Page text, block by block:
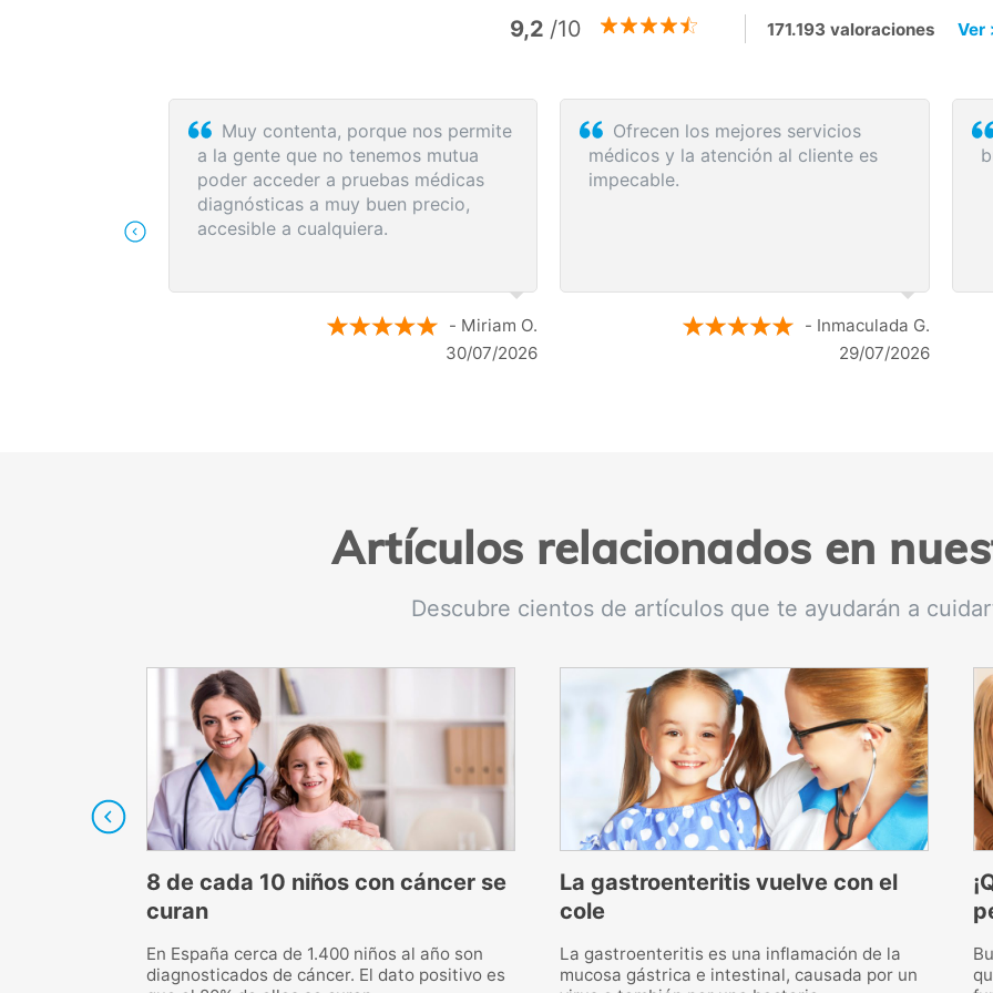
9,2 /10 171.193 valoraciones Ver
Sin esperas, eficacia máxima, más
que recomendable
- Rosa D.
28/07/2026
De las mejores experiencias, rápido
fiable y todo muy correcto y detallado
- Antonio R.
27/07/2026
Artículos relacionados en
Descubre cientos de artículos que te ayudarán a
8 de cada 10 niños con cáncer se
curan
En España cerca de 1.400 niños al año son
diagnosticados de cáncer. El dato positivo es
La gastroenteritis vuelve con el
cole
La gastroenteritis es una inflamación de la
mucosa gástrica e intestinal, causada por un